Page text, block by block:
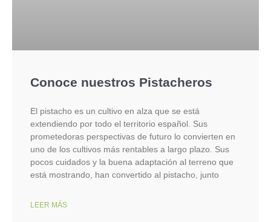
Conoce nuestros Pistacheros
El pistacho es un cultivo en alza que se está
extendiendo por todo el territorio español. Sus
prometedoras perspectivas de futuro lo convierten en
uno de los cultivos más rentables a largo plazo. Sus
pocos cuidados y la buena adaptación al terreno que
está mostrando, han convertido al pistacho, junto
LEER MÁS